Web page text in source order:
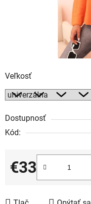
Veľkosť
Dostupnosť
Kód:
€33
Jednotková cena: